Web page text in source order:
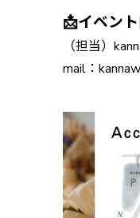
📩イベン
（担当）
mail：